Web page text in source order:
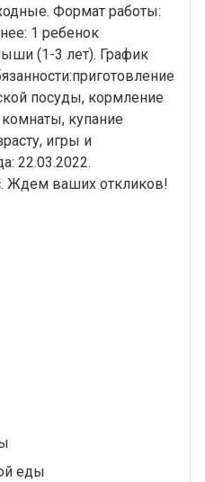
Формат работы:
1 ребенок
(1-3 лет). График
посуды, кормление
купание
игры и
22.03.2022.
Ждем ваших откликов!
еды